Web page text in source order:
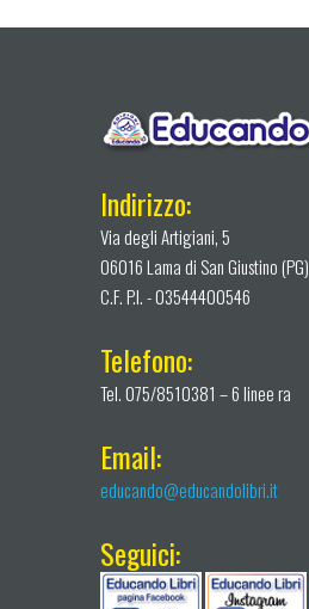
Indirizzo:
Via degli Artigiani, 5
06016 Lama di San Giustino (PG)
C.F. P.I. - 03544400546
Telefono:
Tel. 075/8510381 – 6 linee ra
Email:
educando@educandolibri.it
Seguici: